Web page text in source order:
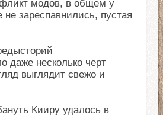
модов, в общем у
зареспавнились, пустая
несколько черт
выглядит свежо и
Кииру удалось в